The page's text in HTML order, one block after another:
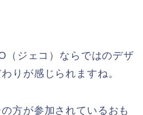
（ジェコ）ならではのデザ
りが感じられますね。
方が参加されているおも